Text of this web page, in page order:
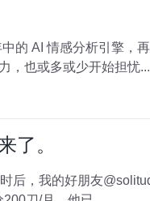
。 大家惊叹 AI 写作的神奇能力，也或多或少开始担忧...
了。